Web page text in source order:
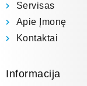
Servisas
Apie Įmonę
Kontaktai
Informacija